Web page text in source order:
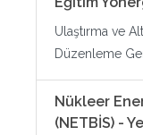
Ulaştırma ve
Düzenleme
Nükleer
(NETBİS) -